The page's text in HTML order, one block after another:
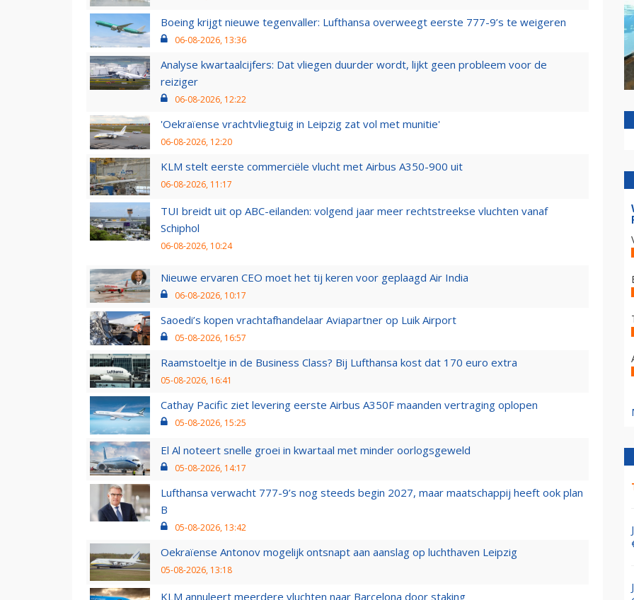
Boeing krijgt nieuwe tegenvaller: Lufthansa overweegt eerste 777-9’s te weigeren
06-08-2026, 13:36
Analyse kwartaalcijfers: Dat vliegen duurder wordt, lijkt geen probleem voor de
reiziger
06-08-2026, 12:22
'Oekraïense vrachtvliegtuig in Leipzig zat vol met munitie'
06-08-2026, 12:20
KLM stelt eerste commerciële vlucht met Airbus A350-900 uit
06-08-2026, 11:17
TUI breidt uit op ABC-eilanden: volgend jaar meer rechtstreekse vluchten vanaf
Schiphol
06-08-2026, 10:24
Nieuwe ervaren CEO moet het tij keren voor geplaagd Air India
06-08-2026, 10:17
Saoedi’s kopen vrachtafhandelaar Aviapartner op Luik Airport
05-08-2026, 16:57
Raamstoeltje in de Business Class? Bij Lufthansa kost dat 170 euro extra
05-08-2026, 16:41
Cathay Pacific ziet levering eerste Airbus A350F maanden vertraging oplopen
05-08-2026, 15:25
El Al noteert snelle groei in kwartaal met minder oorlogsgeweld
05-08-2026, 14:17
Lufthansa verwacht 777-9’s nog steeds begin 2027, maar maatschappij heeft ook plan
B
05-08-2026, 13:42
Oekraïense Antonov mogelijk ontsnapt aan aanslag op luchthaven Leipzig
05-08-2026, 13:18
KLM annuleert meerdere vluchten naar Barcelona door staking